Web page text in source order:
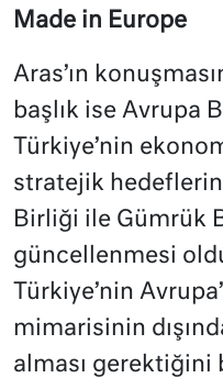
Made in Europe
Aras’ın
başlık ise Avrupa
Türkiye’nin
stratejik
Birliği ile Gümrük
güncellenmesi
Türkiye’nin
mimarisinin
alması gerektiğini